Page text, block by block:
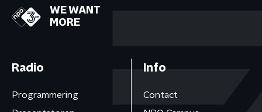
WE WANT
MORE
Radio
Programmering
Info
Contact